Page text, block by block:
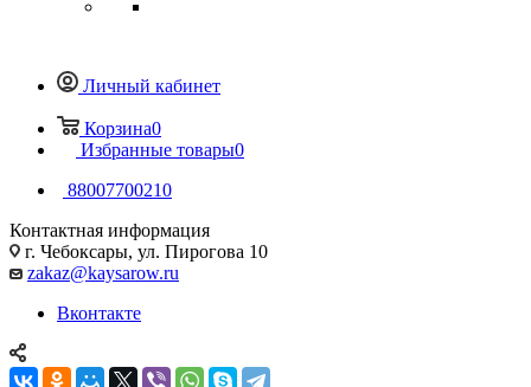
Личный кабинет
Корзина0
Избранные товары0
88007700210
Контактная информация
г. Чебоксары, ул. Пирогова 10
zakaz@kaysarow.ru
Вконтакте